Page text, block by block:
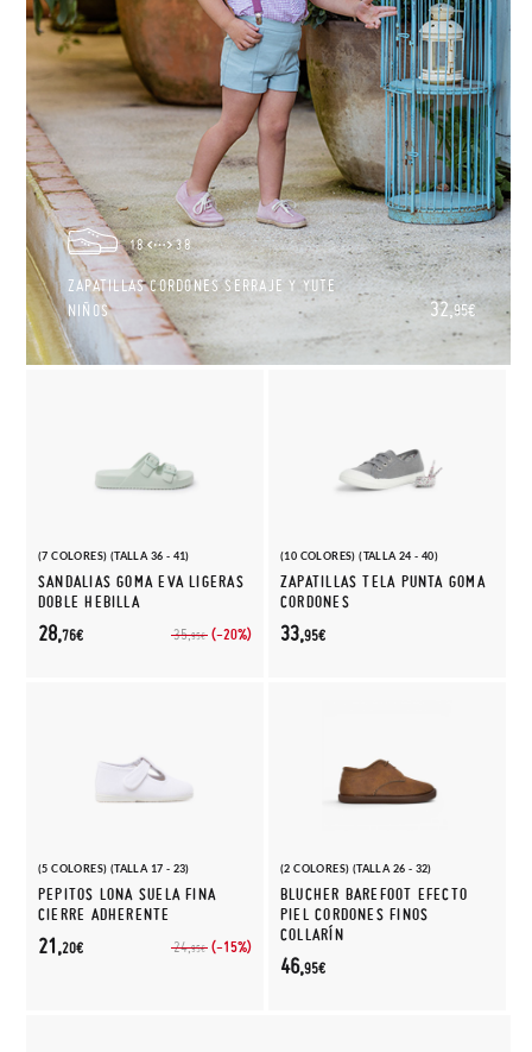
18 38
ZAPATILLAS CORDONES SERRAJE Y YUTE
NIÑOS
32,95€
(7 COLORES) (TALLA 36 - 41)
SANDALIAS GOMA EVA LIGERAS
DOBLE HEBILLA
35,95€ (-20%)
28,76€
(10 COLORES) (TALLA 24 - 40)
ZAPATILLAS TELA PUNTA GOMA
CORDONES
33,95€
(5 COLORES) (TALLA 17 - 23)
PEPITOS LONA SUELA FINA
CIERRE ADHERENTE
24,95€ (-15%)
21,20€
(2 COLORES) (TALLA 26 - 32)
BLUCHER BAREFOOT EFECTO
PIEL CORDONES FINOS
COLLARÍN
46,95€